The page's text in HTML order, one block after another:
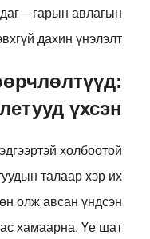
– гарын авлагын
дахин үнэлэлт.
үхсэн
холбоотой
талаар хэр их
олж авсан үндсэн
хамаарна. Үе шат